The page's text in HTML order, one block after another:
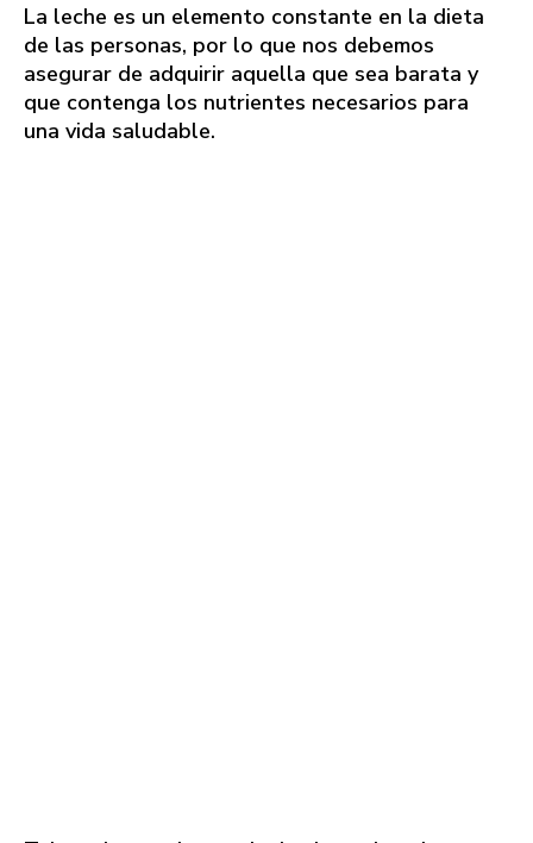
La leche es un elemento constante en la dieta
de las personas, por lo que nos debemos
asegurar de adquirir aquella que sea barata y
que contenga los nutrientes necesarios para
una vida saludable.